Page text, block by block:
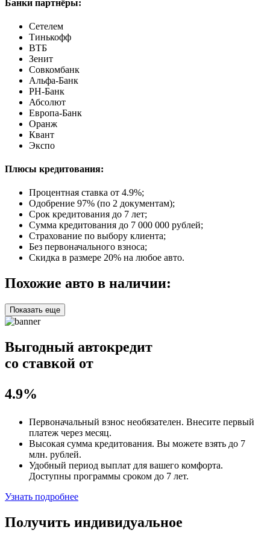
Банки партнёры:
Сетелем
Тинькофф
ВТБ
Зенит
Совкомбанк
Альфа-Банк
РН-Банк
Абсолют
Европа-Банк
Оранж
Квант
Экспо
Плюсы кредитования:
Процентная ставка от 4.9%;
Одобрение 97% (по 2 документам);
Срок кредитования до 7 лет;
Сумма кредитования до 7 000 000 рублей;
Страхование по выбору клиента;
Без первоначального взноса;
Скидка в размере 20% на любое авто.
Похожие авто в наличии:
Показать еще
Выгодный автокредит
со ставкой от
4.9%
Первоначальный взнос необязателен. Внесите первый
платеж через месяц.
Высокая сумма кредитования. Вы можете взять до 7
млн. рублей.
Удобный период выплат для вашего комфорта.
Доступны программы сроком до 7 лет.
Узнать подробнее
Получить индивидуальное